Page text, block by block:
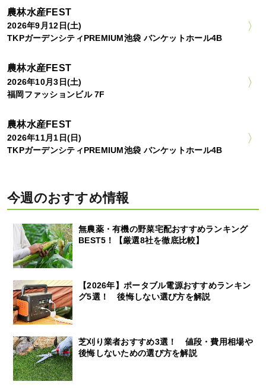
農林水産FEST
2026年9月12日(土)
TKPガーデンシティPREMIUM池袋 バンケットホール4B
農林水産FEST
2026年10月3日(土)
福岡ファッションビル 7F
農林水産FEST
2026年11月1日(日)
TKPガーデンシティPREMIUM池袋 バンケットホール4B
今週のおすすめ情報
無農薬・有機の野菜宅配おすすめランキング
BEST5！【厳選8社を徹底比較】
【2026年】ポータブル電源おすすめランキン
グ5選！ 後悔しない選び方を解説
芝刈り業者おすすめ3選！ 値段・費用相場や
後悔しないための選び方を解説